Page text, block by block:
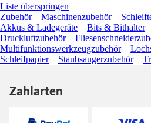
Liste überspringen
Zubehör
Maschinenzubehör
Akkus & Ladegeräte
Bits & Bithalter
Druckluftzubehör
Multifunktionswerkzeugzubehör
Schleifpapier
Staubsaugerzubehör
Zahlarten